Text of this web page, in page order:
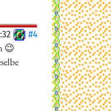
#4
😉